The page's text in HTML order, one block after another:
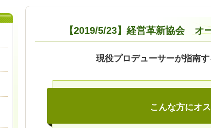
【2019/5/23】経営革新協会 オー
現役プロデューサーが指南
こんな方にオ